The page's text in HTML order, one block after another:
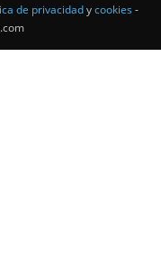
de privacidadycookies -